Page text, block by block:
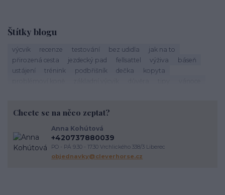
Štítky blogu
výcvik recenze testování bez udidla
jak na to
přirozená cesta
jezdecký pad fellsattel výživa
báseň
ustájení
trénink podbřišník dečka
kopyta
závody
podpora útulkům správný výběr
výživa koně
krmení koní veterinární péče o koně
kokosový olej
srst péče o vybavení proč
komunikace
vodění
Chcete se na něco zeptat?
Anna Kohútová
+420737880039
PO - PÁ 9.30 - 17.30 Vrchlického 338/3 Liberec
objednavky@cleverhorse.cz